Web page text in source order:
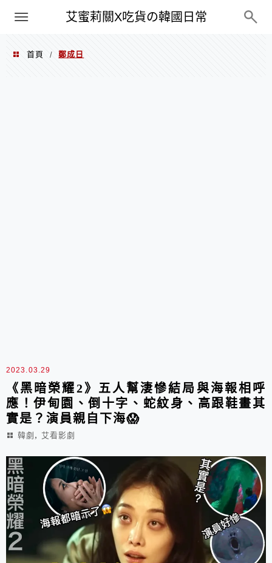
艾蜜莉關X吃貨の韓國日常
PXN
首頁 / 鄭成日
2023.03.29
《黑暗榮耀2》五人幫淒慘結局與海報相呼
應！伊甸園、倒十字、蛇紋身、高跟鞋畫其
實是？演員親自下海😱
韓劇 , 艾看影劇